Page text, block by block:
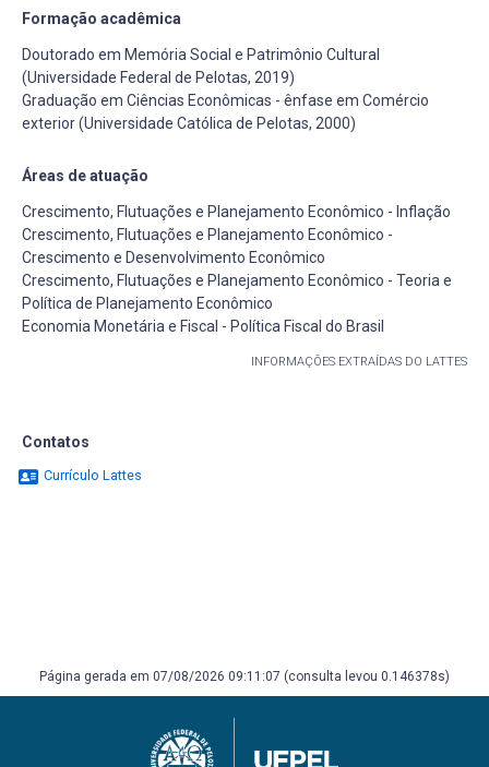
Formação acadêmica
Doutorado em Memória Social e Patrimônio Cultural
(Universidade Federal de Pelotas, 2019)
Graduação em Ciências Econômicas - ênfase em Comércio
exterior (Universidade Católica de Pelotas, 2000)
Áreas de atuação
Crescimento, Flutuações e Planejamento Econômico - Inflação
Crescimento, Flutuações e Planejamento Econômico -
Crescimento e Desenvolvimento Econômico
Crescimento, Flutuações e Planejamento Econômico - Teoria e
Política de Planejamento Econômico
Economia Monetária e Fiscal - Política Fiscal do Brasil
INFORMAÇÕES EXTRAÍDAS DO LATTES
Contatos
Currículo Lattes
Página gerada em 07/08/2026 09:11:07 (consulta levou 0.146378s)